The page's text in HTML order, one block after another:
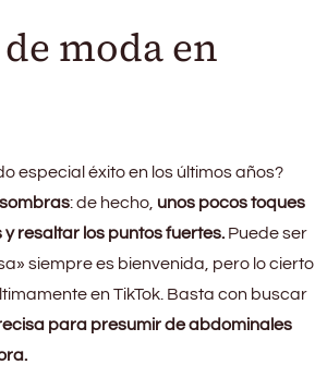
moda en
especial éxito en los últimos años?
: de hecho, unos pocos toques
resaltar los puntos fuertes. Puede ser
siempre es bienvenida, pero lo cierto
en TikTok. Basta con buscar
para presumir de abdominales